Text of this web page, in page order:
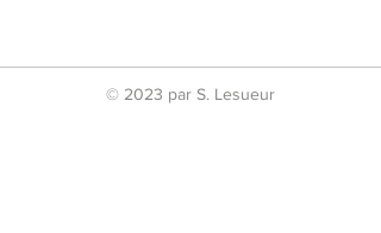
© 2023 par S. Lesueur